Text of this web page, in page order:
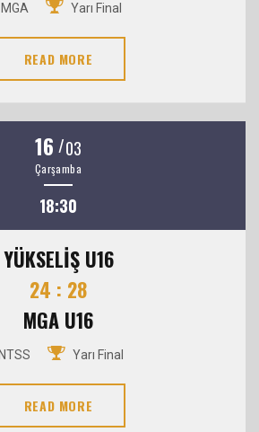
MGA Yarı Final
READ MORE
16 /03
Çarşamba
18:30
YÜKSELİŞ U16
24 : 28
MGA U16
NTSS Yarı Final
READ MORE